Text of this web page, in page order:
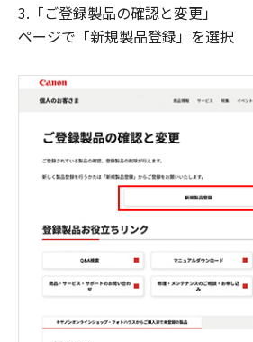
3.「ご登録製品の確認と変更」
ページで「新規製品登録」を選択